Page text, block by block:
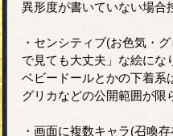
異形度が書いていない場合
・センシティブ(お色気・
で見ても大丈夫」な絵にな
ベビードールとかの下着系
グリカなどの公開範囲が限
・画面に複数キャラ(召喚